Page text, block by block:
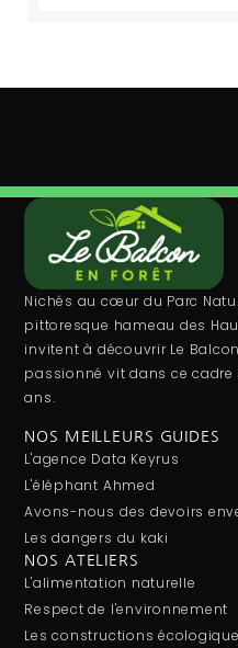
Nichés au cœur du Parc
pittoresque hameau des
invitent à découvrir Le
passionné vit dans ce
ans.
NOS MEILLEURS GUIDES
L'agence Data Keyrus
L'éléphant Ahmed
Avons-nous des devoirs
Les dangers du kaki
NOS ATELIERS
L'alimentation naturelle
Respect de l'environnement
Les constructions